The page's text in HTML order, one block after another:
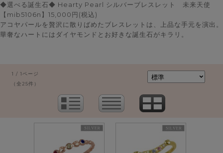
◆選べる誕生石◆ Hearty Pearl シルバーブレスレット 未来天使
【mib5106n】15,000円(税込)
アコヤパールを贅沢に散りばめたブレスレットは、上品な手元を演出。
華奢なハートにはダイヤモンドとお好きな誕生石がキラリ。
1 / 1ページ
（全25件）